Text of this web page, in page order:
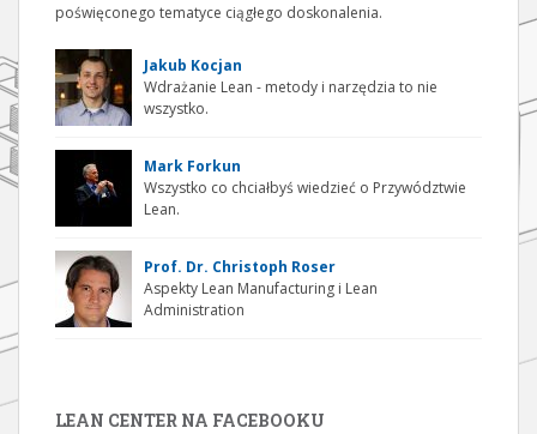
poświęconego tematyce ciągłego doskonalenia.
Jakub Kocjan
Wdrażanie Lean - metody i narzędzia to nie
wszystko.
Mark Forkun
Wszystko co chciałbyś wiedzieć o Przywództwie
Lean.
Prof. Dr. Christoph Roser
Aspekty Lean Manufacturing i Lean
Administration
LEAN CENTER NA FACEBOOKU